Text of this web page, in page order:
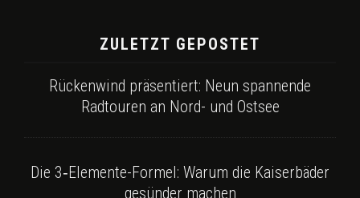
ZULETZT GEPOSTET
Rückenwind präsentiert: Neun spannende
Radtouren an Nord- und Ostsee
Die 3‑Elemente-Formel: Warum die Kaiserbäder
gesünder machen